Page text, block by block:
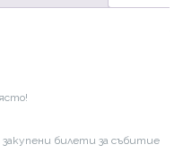
билети за събитие